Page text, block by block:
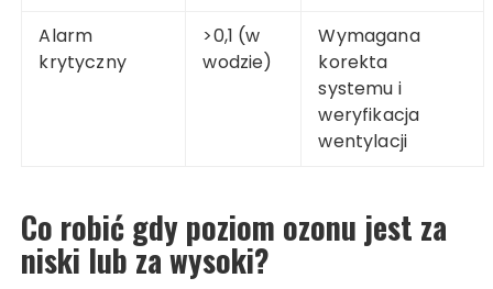
Alarm
krytyczny
>0,1 (w
wodzie)
Wymagana
korekta
systemu i
weryfikacja
wentylacji
Co robić gdy poziom ozonu jest za
niski lub za wysoki?